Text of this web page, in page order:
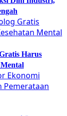
Harus